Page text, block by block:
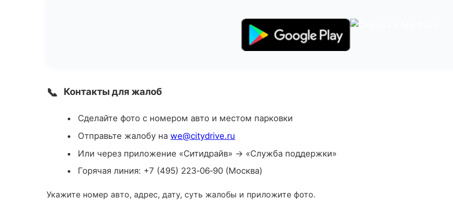
📞 Контакты для жалоб
Сделайте фото с номером авто и местом парковки
Отправьте жалобу наwe@citydrive.ru
Или через приложение «Ситидрайв» → «Служба поддержки»
Горячая линия: +7 (495) 223‑06‑90 (Москва)
Укажите номер авто, адрес, дату, суть жалобы и приложите фото.